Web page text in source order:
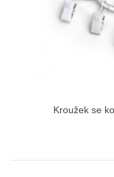
Kroužek se